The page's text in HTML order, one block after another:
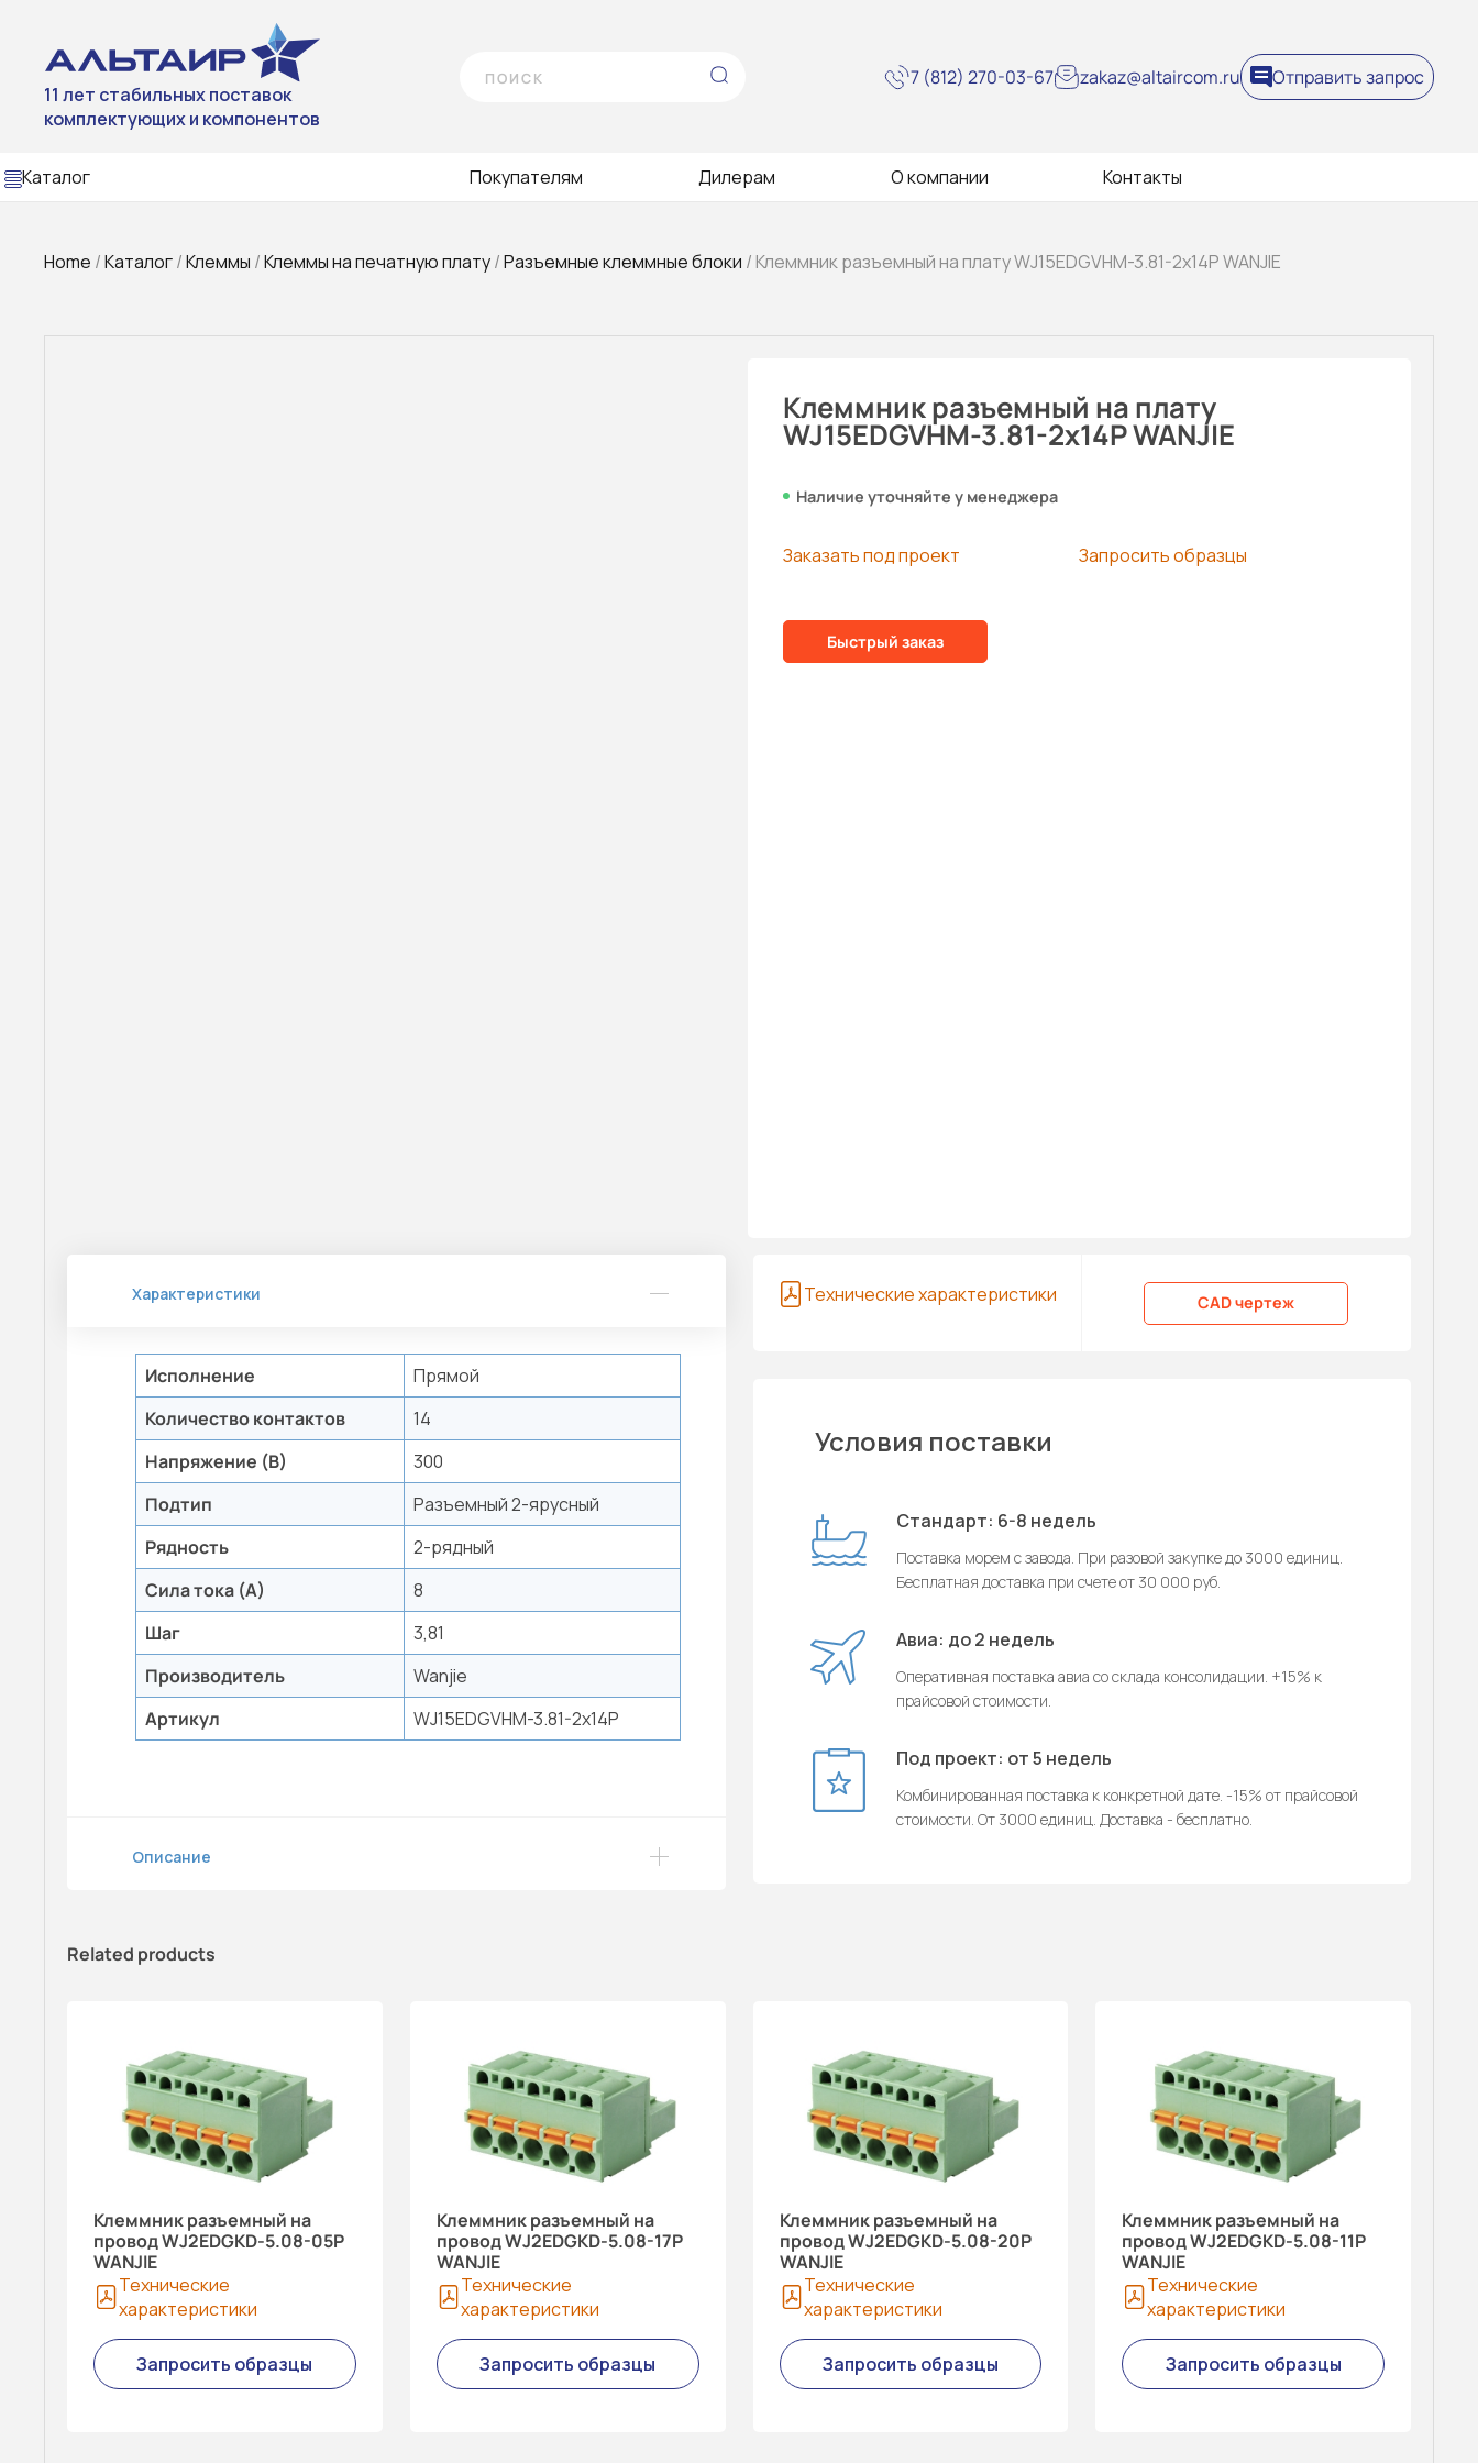
11 лет стабильных поставок
комплектующих и компонентов
7 (812) 270-03-67 zakaz@altaircom.ru Отправить запрос
Каталог Покупателям Дилерам О компании Контакты
Home /Каталог/Клеммы /Клеммы на печатную плату/Разъемные клеммные блоки / Клеммник разъемный на плату WJ15EDGVHM-3.81-2x14P WANJIE
Клеммник разъемный на плату
WJ15EDGVHM-3.81-2x14P WANJIE
Наличие уточняйте у менеджера
Заказать под проект Запросить образцы
Быстрый заказ
Характеристики
Исполнение
Прямой
Количество контактов
14
Напряжение (В)
300
Подтип
Разъемный 2-ярусный
Рядность
2-рядный
Сила тока (А)
8
Шаг
3,81
Производитель
Wanjie
Артикул
WJ15EDGVHM-3.81-2x14P
Описание
Технические характеристики CAD чертеж
Условия поставки
Стандарт: 6-8 недель
Поставка морем с завода. При разовой закупке до 3000 единиц.
Бесплатная доставка при счете от 30 000 руб.
Авиа: до 2 недель
Оперативная поставка авиа со склада консолидации. +15% к
прайсовой стоимости.
Под проект: от 5 недель
Комбинированная поставка к конкретной дате. -15% от прайсовой
стоимости. От 3000 единиц. Доставка - бесплатно.
Related products
Клеммник разъемный на
провод WJ2EDGKD-5.08-05P
WANJIE
Технические
характеристики
Запросить образцы
Клеммник разъемный на
провод WJ2EDGKD-5.08-17P
WANJIE
Технические
характеристики
Запросить образцы
Клеммник разъемный на
провод WJ2EDGKD-5.08-20P
WANJIE
Технические
характеристики
Запросить образцы
Клеммник разъемный на
провод WJ2EDGKD-5.08-11P
WANJIE
Технические
характеристики
Запросить образцы